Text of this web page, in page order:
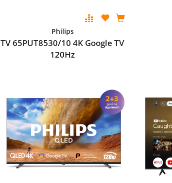
Philips
TV 65PUT8530/10 4K Google TV
120Hz